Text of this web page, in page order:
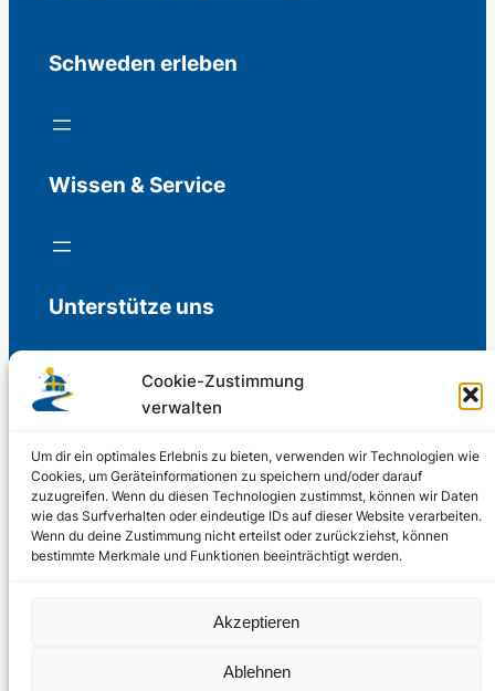
Cookie-Zustimmung
verwalten
Um dir ein optimales Erlebnis zu bieten, verwenden wir Technologien wie
Cookies, um Geräteinformationen zu speichern und/oder darauf
zuzugreifen. Wenn du diesen Technologien zustimmst, können wir Daten
wie das Surfverhalten oder eindeutige IDs auf dieser Website verarbeiten.
Wenn du deine Zustimmung nicht erteilst oder zurückziehst, können
bestimmte Merkmale und Funktionen beeinträchtigt werden.
Akzeptieren
Ablehnen
Schweden erleben
Wissen & Service
Unterstütze uns
Freiwillige Spenden für die Aufrechterhaltung
Support us
© 2002 – 2026